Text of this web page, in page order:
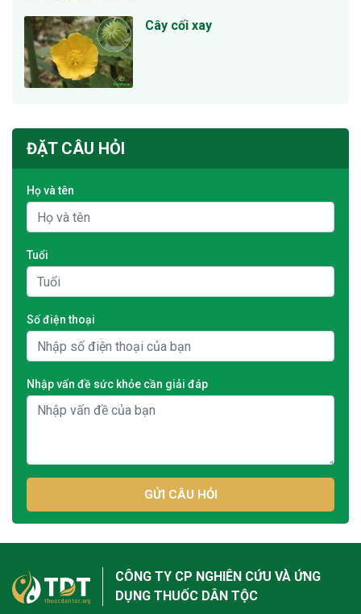
Cây cối xay
ĐẶT CÂU HỎI
Họ và tên
Tuổi
Số điện thoại
Nhập vấn đề sức khỏe cần giải đáp
GỬI CÂU HỎI
CÔNG TY CP NGHIÊN CỨU VÀ ỨNG
DỤNG THUỐC DÂN TỘC